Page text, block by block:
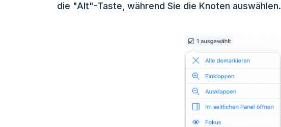
die "Alt"-Taste, während Sie die Knoten auswählen.